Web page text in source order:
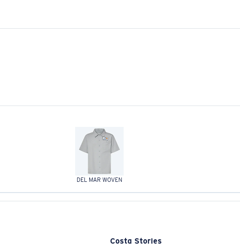
DEL MAR WOVEN
Costa Stories